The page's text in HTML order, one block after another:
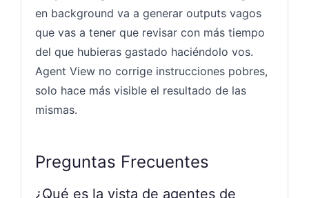
en background va a generar outputs vagos
que vas a tener que revisar con más tiempo
del que hubieras gastado haciéndolo vos.
Agent View no corrige instrucciones pobres,
solo hace más visible el resultado de las
mismas.
Preguntas Frecuentes
¿Qué es la vista de agentes de